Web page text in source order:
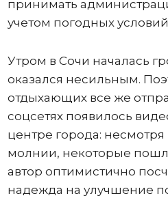
принимать
учетом погодных
Утром в Сочи началась
оказался несильным.
отдыхающих все же
соцсетях появилось
центре города: несмотря
молнии, некоторые
автор оптимистично
надежда на улучшение